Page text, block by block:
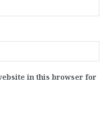
in this browser for